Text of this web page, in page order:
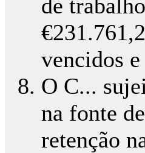
de
vencidos
O C...
na fonte
retenção